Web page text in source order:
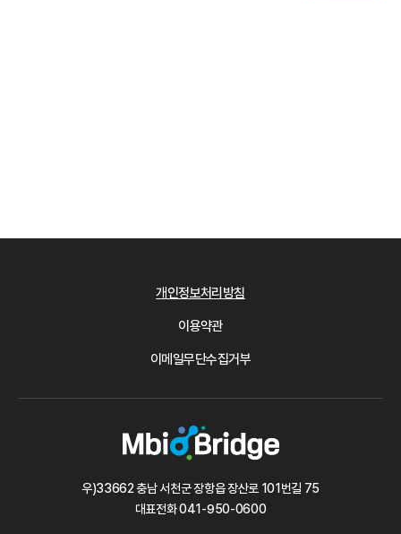
개인정보처리방침
이용약관
이메일무단수집거부
우)33662 충남 서천군 장항읍 장산로 101번길 75
대표전화041-950-0600